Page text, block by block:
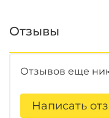
Отзывы
Отзывов еще
Написать